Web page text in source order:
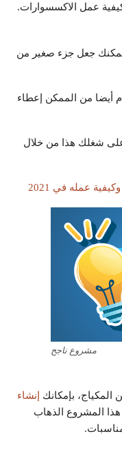
عمل الاكسسوارات.
يمكنك جعل جزء صغير من
أيضا من الممكن إعطاء
شغلك هذا من خلال
عمله في 2021
مشروع ناجح
المكياج، بإمكانك إنشاء
المشروع الذهاب